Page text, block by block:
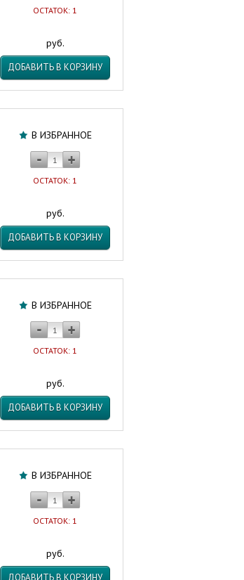
ОСТАТОК: 1
руб.
ДОБАВИТЬ В КОРЗИНУ
В ИЗБРАННОЕ
ОСТАТОК: 1
руб.
ДОБАВИТЬ В КОРЗИНУ
В ИЗБРАННОЕ
ОСТАТОК: 1
руб.
ДОБАВИТЬ В КОРЗИНУ
В ИЗБРАННОЕ
ОСТАТОК: 1
руб.
ДОБАВИТЬ В КОРЗИНУ